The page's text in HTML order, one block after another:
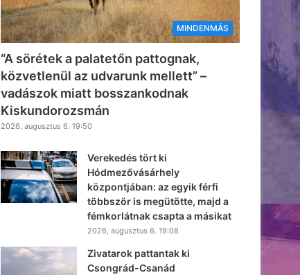
MINDENMÁS
“A sörétek a palatetőn pattognak,
közvetlenül az udvarunk mellett” –
vadászok miatt bosszankodnak
Kiskundorozsmán
2026, augusztus 6. 19:50
Verekedés tört ki
Hódmezővásárhely
központjában: az egyik férfi
többször is megütötte, majd a
fémkorlátnak csapta a másikat
2026, augusztus 6. 19:08
Zivatarok pattantak ki
Csongrád-Csanád